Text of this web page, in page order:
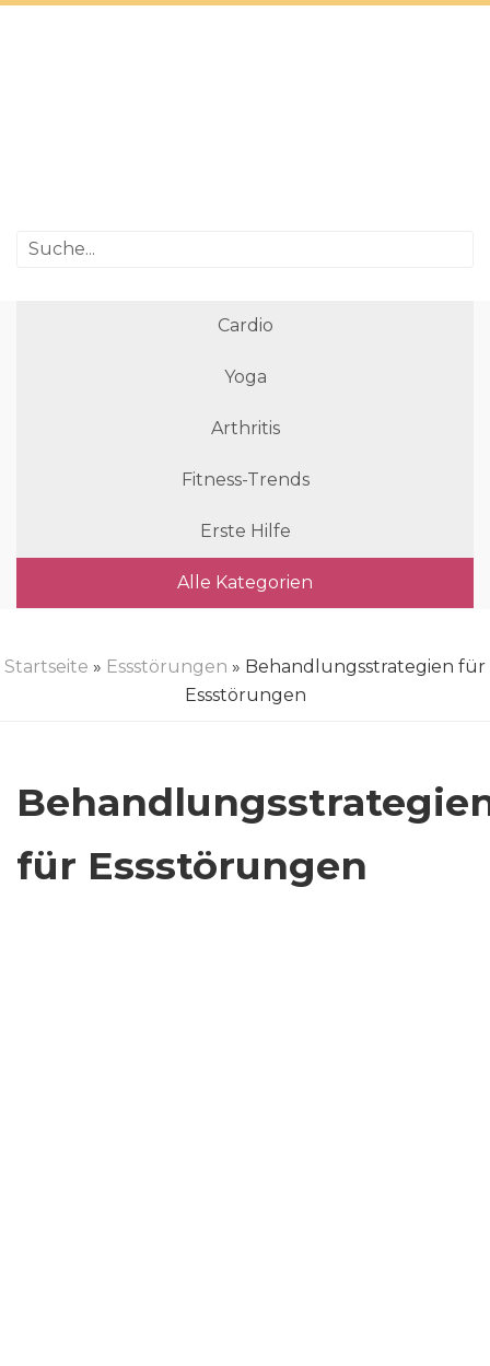
Cardio
Yoga
Arthritis
Fitness-Trends
Erste Hilfe
Alle Kategorien
Startseite » Essstörungen » Behandlungsstrategien für
Essstörungen
für Essstörungen